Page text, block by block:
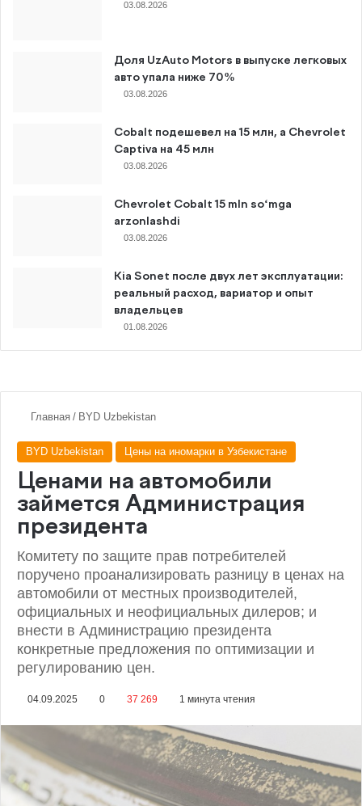
03.08.2026
Доля UzAuto Motors в выпуске легковых
авто упала ниже 70%
03.08.2026
Cobalt подешевел на 15 млн, а Chevrolet
Captiva на 45 млн
03.08.2026
Chevrolet Cobalt 15 mln so‘mga
arzonlashdi
03.08.2026
Kia Sonet после двух лет эксплуатации:
реальный расход, вариатор и опыт
владельцев
01.08.2026